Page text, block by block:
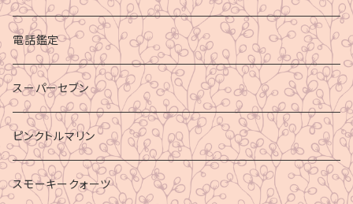
電話鑑定
スーパーセブン
ピンクトルマリン
スモーキークォーツ